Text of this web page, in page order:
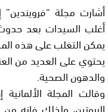
أشارت مجلة
أغلب السيدات بعد حدوث
يمكن التغلب على هذه
يحتوي على العديد من
والدهون الصحية.
وقالت المجلة
البروتين، ولذلك فإنه